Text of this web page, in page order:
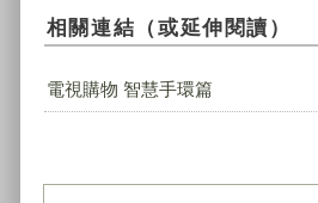
相關連結（或延伸閱讀）
電視購物 智慧手環篇